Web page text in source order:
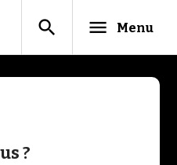
search menu Menu
?